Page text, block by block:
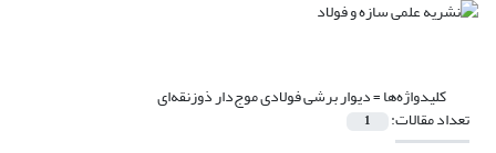
کلیدواژه‌ها =دیوار برشی فولادی موج‌دار ذوزنقه‌ای
تعداد مقالات: 1